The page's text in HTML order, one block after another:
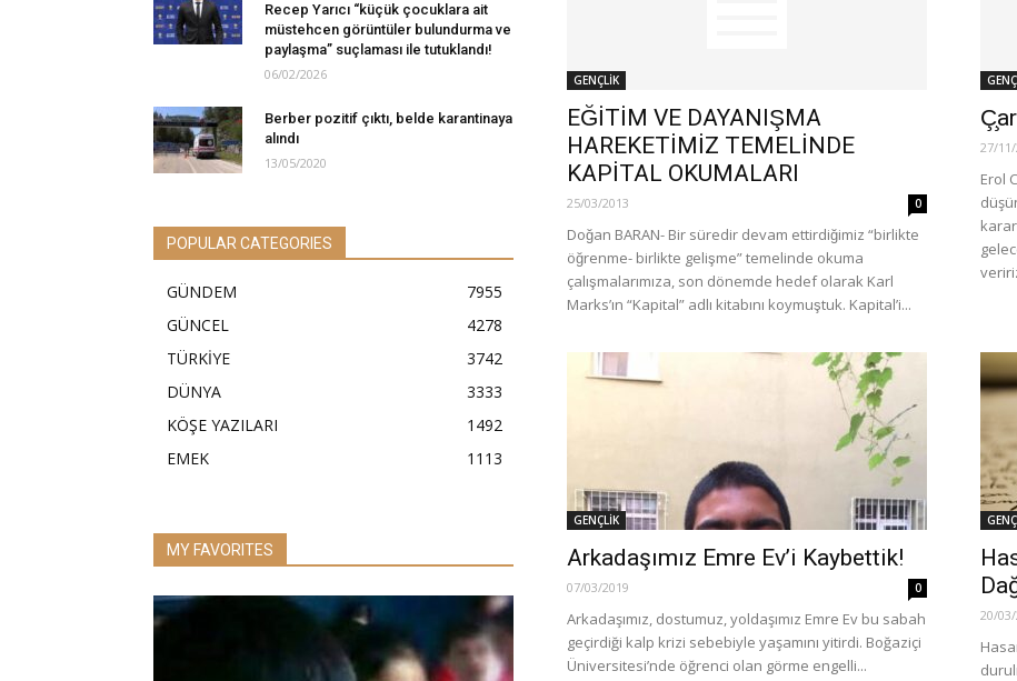
GENÇLİK
EĞİTİM VE DAYANIŞMA
HAREKETİMİZ TEMELİNDE
KAPİTAL OKUMALARI
25/03/2013 0
Doğan BARAN- Bir süredir devam ettirdiğimiz “birlikte
öğrenme- birlikte gelişme” temelinde okuma
çalışmalarımıza, son dönemde hedef olarak Karl
Marks’ın “Kapital” adlı kitabını koymuştuk. Kapital’i...
27/
Erol
GENÇLİK
Arkadaşımız Emre Ev’i Kaybettik!
07/03/2019 0
Arkadaşımız, dostumuz, yoldaşımız Emre Ev bu sabah
geçirdiği kalp krizi sebebiyle yaşamını yitirdi. Boğaziçi
Üniversitesi’nde öğrenci olan görme engelli...
20/
Recep Yarıcı “küçük çocuklara ait
müstehcen görüntüler bulundurma ve
paylaşma” suçlaması ile tutuklandı!
06/02/2026
Berber pozitif çıktı, belde karantinaya
alındı
13/05/2020
POPULAR CATEGORIES
GÜNDEM
7955
GÜNCEL
4278
TÜRKİYE
3742
DÜNYA
3333
KÖŞE YAZILARI
1492
EMEK
1113
MY FAVORITES